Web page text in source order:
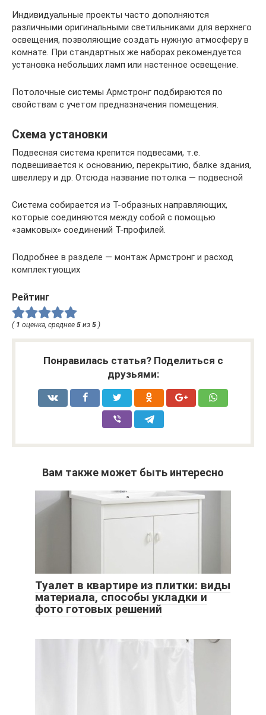
Индивидуальные проекты часто дополняются
различными оригинальными светильниками для верхнего
освещения, позволяющие создать нужную атмосферу в
комнате. При стандартных же наборах рекомендуется
установка небольших ламп или настенное освещение.
Потолочные системы Армстронг подбираются по
свойствам с учетом предназначения помещения.
Схема установки
Подвесная система крепится подвесами, т.е.
подвешивается к основанию, перекрытию, балке здания,
швеллеру и др. Отсюда название потолка — подвесной
Система собирается из Т-образных направляющих,
которые соединяются между собой с помощью
«замковых» соединений Т-профилей.
Подробнее в разделе — монтаж Армстронг и расход
комплектующих
Рейтинг
( 1 оценка, среднее 5 из 5 )
Понравилась статья? Поделиться с
друзьями:
Вам также может быть интересно
Туалет в квартире из плитки: виды
материала, способы укладки и
фото готовых решений